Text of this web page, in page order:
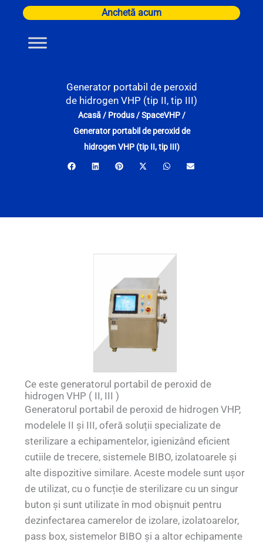
content
Anchetă acum
Generator portabil de peroxid
de hidrogen VHP (tip II, tip III)
Acasă/ Produs/SpaceVHP/
Generator portabil de peroxid de
hidrogen VHP (tip II, tip III)
Ce este generatorul portabil de peroxid de
hidrogen VHP ( II, III )
Generatorul portabil de peroxid de hidrogen VHP,
modelele II și III, oferă soluții specializate de
sterilizare a echipamentelor, igienizând eficient
cutiile de trecere, sistemele BIBO, izolatoarele și
alte dispozitive similare. Aceste modele sunt ușor
de utilizat, cu o funcție de sterilizare cu un singur
buton și sunt utilizate în mod obișnuit pentru
dezinfectarea camerelor de izolare, izolatoarelor,
pass box, sistemelor BIBO și a altor echipamente